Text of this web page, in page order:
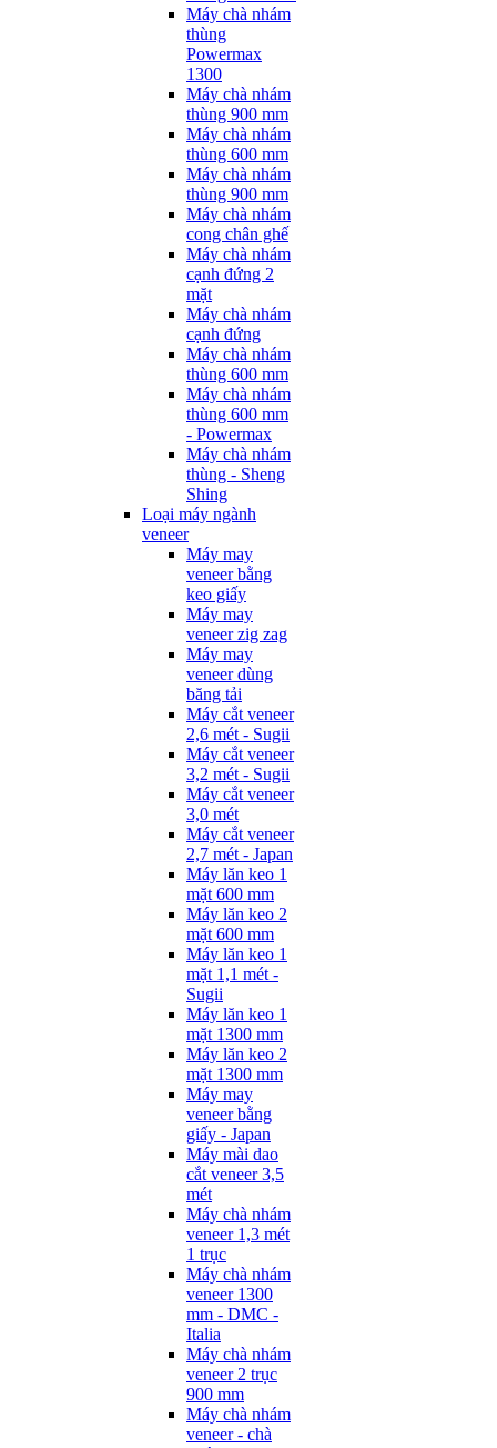
Máy chà nhám
thùng
Powermax
1300
Máy chà nhám
thùng 900 mm
Máy chà nhám
thùng 600 mm
Máy chà nhám
thùng 900 mm
Máy chà nhám
cong chân ghế
Máy chà nhám
cạnh đứng 2
mặt
Máy chà nhám
cạnh đứng
Máy chà nhám
thùng 600 mm
Máy chà nhám
thùng 600 mm
- Powermax
Máy chà nhám
thùng - Sheng
Shing
Loại máy ngành
veneer
Máy may
veneer bằng
keo giấy
Máy may
veneer zig zag
Máy may
veneer dùng
băng tải
Máy cắt veneer
2,6 mét - Sugii
Máy cắt veneer
3,2 mét - Sugii
Máy cắt veneer
3,0 mét
Máy cắt veneer
2,7 mét - Japan
Máy lăn keo 1
mặt 600 mm
Máy lăn keo 2
mặt 600 mm
Máy lăn keo 1
mặt 1,1 mét -
Sugii
Máy lăn keo 1
mặt 1300 mm
Máy lăn keo 2
mặt 1300 mm
Máy may
veneer bằng
giấy - Japan
Máy mài dao
cắt veneer 3,5
mét
Máy chà nhám
veneer 1,3 mét
1 trục
Máy chà nhám
veneer 1300
mm - DMC -
Italia
Máy chà nhám
veneer 2 trục
900 mm
Máy chà nhám
veneer - chà